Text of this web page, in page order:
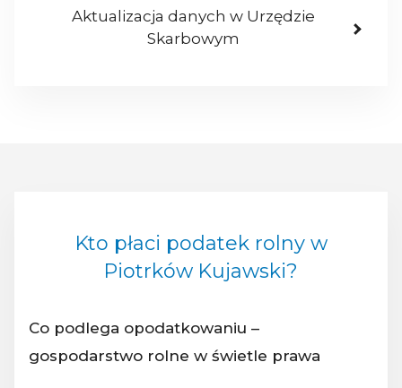
Aktualizacja danych w Urzędzie
Skarbowym
Kto płaci podatek rolny w
Piotrków Kujawski?
Co podlega opodatkowaniu –
gospodarstwo rolne w świetle prawa